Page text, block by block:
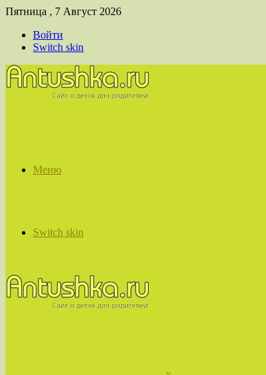
Пятница , 7 Август 2026
Войти
Switch skin
Меню
Switch skin